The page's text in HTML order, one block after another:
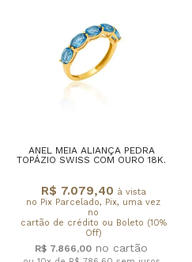
ANEL MEIA ALIANÇA PEDRA
TOPÁZIO SWISS COM OURO 18K.
R$ 7.079,40 à vista
no Pix Parcelado, Pix, uma vez
no
cartão de crédito ou Boleto (10%
Off)
R$ 7.866,00